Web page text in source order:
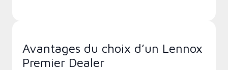
Avantages du choix d’un Lennox
Premier Dealer